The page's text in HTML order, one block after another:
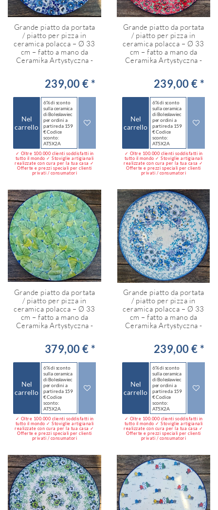
Grande piatto da portata
/ piatto per pizza in
ceramica polacca – Ø 33
cm – fatto a mano da
Ceramika Artystyczna -
239,00 € *
Nel
carrello
6% di sconto
sulla ceramica
di Bolesławiec
per ordini a
partire da 159
€ Codice
sconto:
AT5X2A
✓ Oltre 100.000 clienti soddisfatti in
tutto il mondo ✓ Stoviglie artigianali
realizzate con cura per la tua casa ✓
Offerte e prezzi speciali per clienti
privati / consumatori
Grande piatto da portata
/ piatto per pizza in
ceramica polacca – Ø 33
cm – fatto a mano da
Ceramika Artystyczna -
239,00 € *
Nel
carrello
6% di sconto
sulla ceramica
di Bolesławiec
per ordini a
partire da 159
€ Codice
sconto:
AT5X2A
✓ Oltre 100.000 clienti soddisfatti in
tutto il mondo ✓ Stoviglie artigianali
realizzate con cura per la tua casa ✓
Offerte e prezzi speciali per clienti
privati / consumatori
Grande piatto da portata
/ piatto per pizza in
ceramica polacca – Ø 33
cm – fatto a mano da
Ceramika Artystyczna -
379,00 € *
Nel
carrello
6% di sconto
sulla ceramica
di Bolesławiec
per ordini a
partire da 159
€ Codice
sconto:
AT5X2A
✓ Oltre 100.000 clienti soddisfatti in
tutto il mondo ✓ Stoviglie artigianali
realizzate con cura per la tua casa ✓
Offerte e prezzi speciali per clienti
privati / consumatori
Grande piatto da portata
/ piatto per pizza in
ceramica polacca – Ø 33
cm – fatto a mano da
Ceramika Artystyczna -
239,00 € *
Nel
carrello
6% di sconto
sulla ceramica
di Bolesławiec
per ordini a
partire da 159
€ Codice
sconto:
AT5X2A
✓ Oltre 100.000 clienti soddisfatti in
tutto il mondo ✓ Stoviglie artigianali
realizzate con cura per la tua casa ✓
Offerte e prezzi speciali per clienti
privati / consumatori